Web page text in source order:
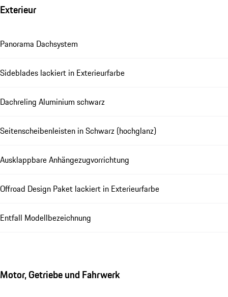
Exterieur
Panorama Dachsystem
Sideblades lackiert in Exterieurfarbe
Dachreling Aluminium schwarz
Seitenscheibenleisten in Schwarz (hochglanz)
Ausklappbare Anhängezugvorrichtung
Offroad Design Paket lackiert in Exterieurfarbe
Entfall Modellbezeichnung
Motor, Getriebe und Fahrwerk